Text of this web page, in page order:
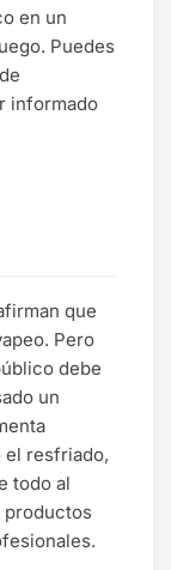
en un
Puedes
informado
que
Pero
debe
un
el resfriado,
todo al
productos